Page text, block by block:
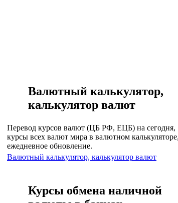
Валютный калькулятор,
калькулятор валют
Перевод курсов валют (ЦБ РФ, ЕЦБ) на сегодня,
курсы всех валют мира в валютном калькуляторе,
ежедневное обновление.
Валютный калькулятор, калькулятор валют
Курсы обмена наличной